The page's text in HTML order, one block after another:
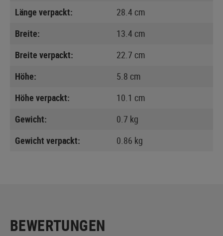
Länge verpackt:
28.4 cm
Breite:
13.4 cm
Breite verpackt:
22.7 cm
Höhe:
5.8 cm
Höhe verpackt:
10.1 cm
Gewicht:
0.7 kg
Gewicht verpackt:
0.86 kg
BEWERTUNGEN